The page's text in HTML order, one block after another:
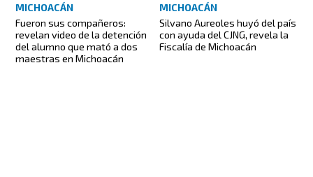
MICHOACÁN
Fueron sus compañeros:
revelan video de la detención
del alumno que mató a dos
maestras en Michoacán
MICHOACÁN
Silvano Aureoles huyó del país
con ayuda del CJNG, revela la
Fiscalía de Michoacán